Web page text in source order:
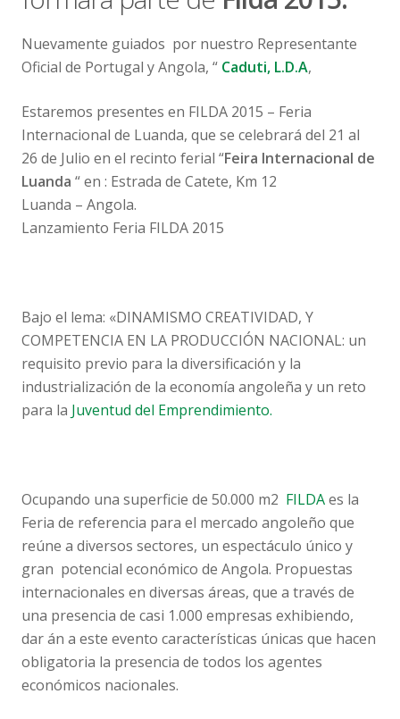
Nuevamente guiados por nuestro Representante
Oficial de Portugal y Angola, “ Caduti, L.D.A,
Estaremos presentes en FILDA 2015 – Feria
Internacional de Luanda, que se celebrará del 21 al
26 de Julio en el recinto ferial “Feira Internacional de
Luanda “ en : Estrada de Catete, Km 12
Luanda – Angola.
Lanzamiento Feria FILDA 2015
Bajo el lema: «DINAMISMO CREATIVIDAD, Y
COMPETENCIA EN LA PRODUCCIÓN NACIONAL: un
requisito previo para la diversificación y la
industrialización de la economía angoleña y un reto
para la Juventud del Emprendimiento.
Ocupando una superficie de 50.000 m2 FILDAes la
Feria de referencia para el mercado angoleño que
reúne a diversos sectores, un espectáculo único y
gran potencial económico de Angola. Propuestas
internacionales en diversas áreas, que a través de
una presencia de casi 1.000 empresas exhibiendo,
dar án a este evento características únicas que hacen
obligatoria la presencia de todos los agentes
económicos nacionales.